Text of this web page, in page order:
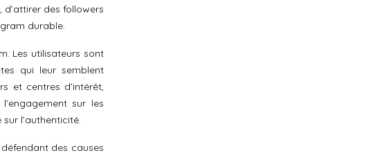
des followers
durable.
Les utilisateurs sont
qui leur semblent
et centres d’intérêt,
sur les
l’authenticité.
des causes